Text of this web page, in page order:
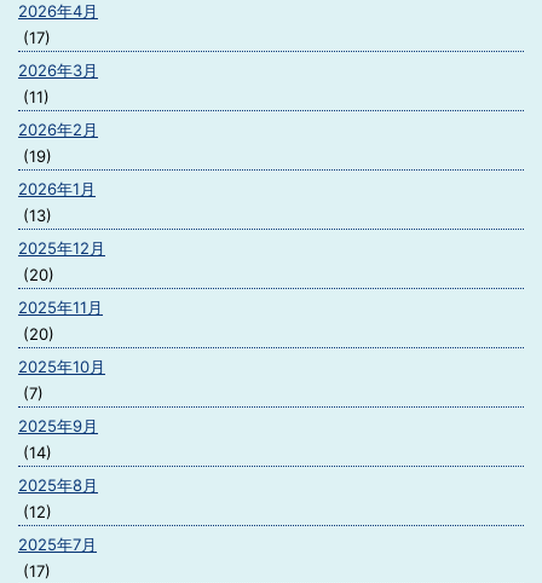
2026年4月
(17)
2026年3月
(11)
2026年2月
(19)
2026年1月
(13)
2025年12月
(20)
2025年11月
(20)
2025年10月
(7)
2025年9月
(14)
2025年8月
(12)
2025年7月
(17)